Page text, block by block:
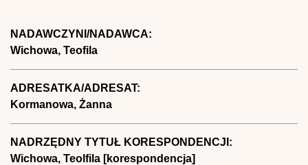
NADAWCZYNI/NADAWCA:
Wichowa, Teofila
ADRESATKA/ADRESAT:
Kormanowa, Żanna
NADRZĘDNY TYTUŁ KORESPONDENCJI:
Wichowa, Teolfila [korespondencja]